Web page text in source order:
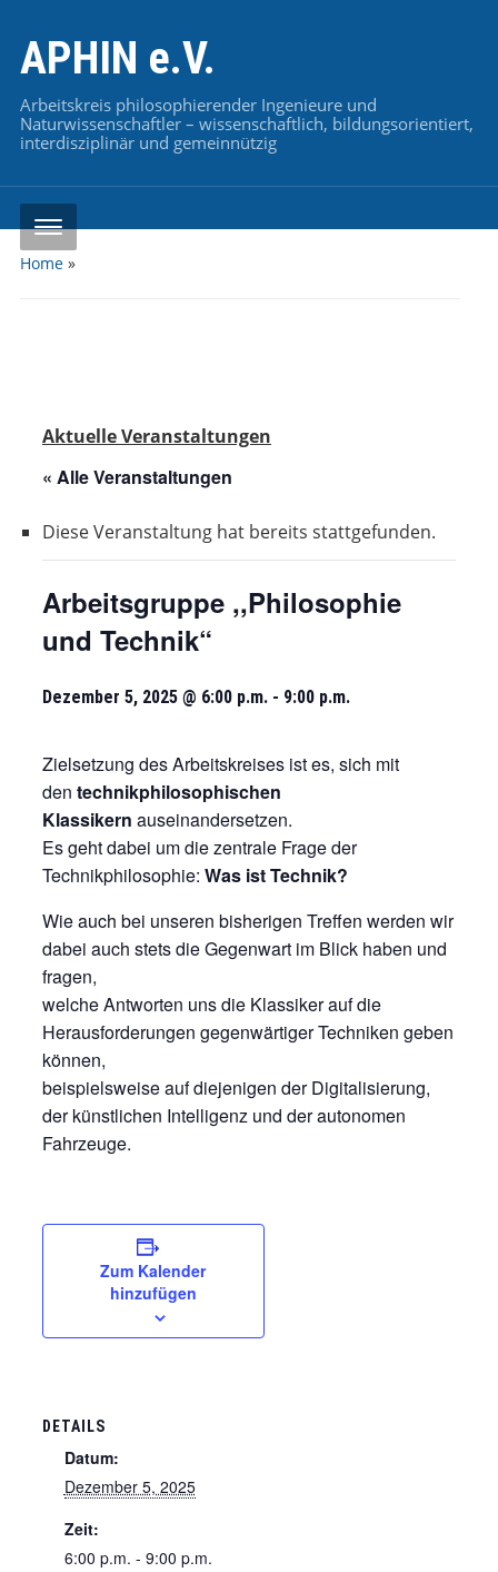
APHIN e.V.
Arbeitskreis philosophierender Ingenieure und
Naturwissenschaftler – wissenschaftlich, bildungsorientiert,
interdisziplinär und gemeinnützig
Home»
Aktuelle Veranstaltungen
« Alle Veranstaltungen
Diese Veranstaltung hat bereits stattgefunden.
Arbeitsgruppe ,,Philosophie
und Technik“
Dezember 5, 2025 @ 6:00 p.m.- 9:00 p.m.
Zielsetzung des Arbeitskreises ist es, sich mit
den technikphilosophischen
Klassikern auseinandersetzen.
Es geht dabei um die zentrale Frage der
Technikphilosophie: Was ist Technik?
Wie auch bei unseren bisherigen Treffen werden wir
dabei auch stets die Gegenwart im Blick haben und
fragen,
welche Antworten uns die Klassiker auf die
Herausforderungen gegenwärtiger Techniken geben
können,
beispielsweise auf diejenigen der Digitalisierung,
der künstlichen Intelligenz und der autonomen
Fahrzeuge.
Zum Kalender
hinzufügen
DETAILS
Datum:
Dezember 5, 2025
Zeit:
6:00 p.m. - 9:00 p.m.